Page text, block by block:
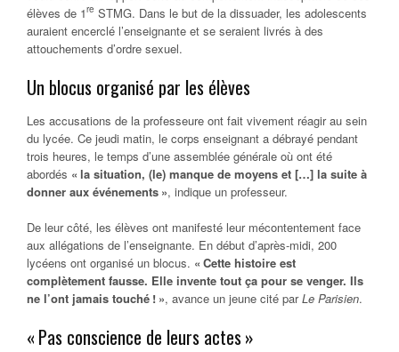
élèves de 1re STMG. Dans le but de la dissuader, les adolescents
auraient encerclé l’enseignante et se seraient livrés à des
attouchements d’ordre sexuel.
Un blocus organisé par les élèves
Les accusations de la professeure ont fait vivement réagir au sein
du lycée. Ce jeudi matin, le corps enseignant a débrayé pendant
trois heures, le temps d’une assemblée générale où ont été
abordés « la situation, (le) manque de moyens et […] la suite à
donner aux événements », indique un professeur.
De leur côté, les élèves ont manifesté leur mécontentement face
aux allégations de l’enseignante. En début d’après-midi, 200
lycéens ont organisé un blocus. « Cette histoire est
complètement fausse. Elle invente tout ça pour se venger. Ils
ne l’ont jamais touché ! », avance un jeune cité parLe Parisien.
« Pas conscience de leurs actes »